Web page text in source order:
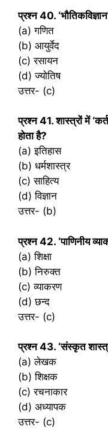
प्रश्‍न 40.
(a) गणित
(b) आयुर्वेद
(c) रसायन
(d) ज्योतिष
उत्तर- (c)
प्रश्‍न 41. शास्त्रों में
होता है?
(a) इतिहास
(b) धर्मशास्त्र
(c) साहित्य
(d) विज्ञान
उत्तर- (b)
प्रश्‍न 42. ‘पाणिनीय
(a) शिक्षा
(b) निरुक्त
(c) व्याकरण
(d) छन्द
उत्तर- (c)
प्रश्‍न 43. ‘संस्कृत
(a) लेखक
(b) शिक्षक
(c) रचनाकार
(d) अध्यापक
उत्तर- (c)